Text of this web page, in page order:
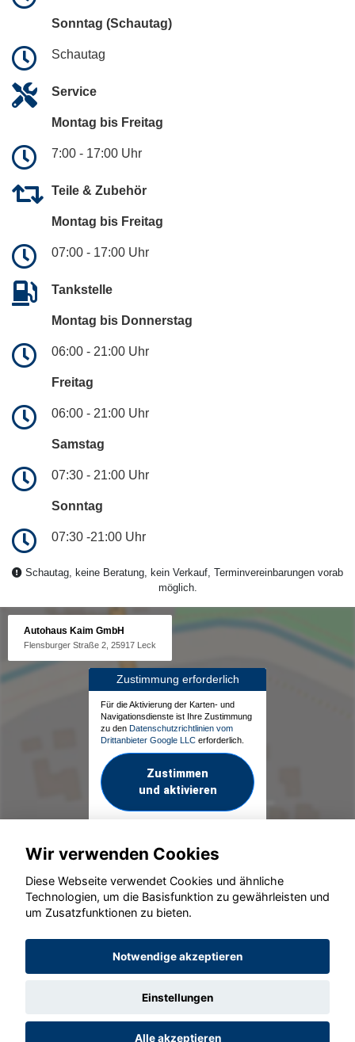
Sonntag (Schautag)
Schautag
Service
Montag bis Freitag
7:00 - 17:00 Uhr
Teile & Zubehör
Montag bis Freitag
07:00 - 17:00 Uhr
Tankstelle
Montag bis Donnerstag
06:00 - 21:00 Uhr
Freitag
06:00 - 21:00 Uhr
Samstag
07:30 - 21:00 Uhr
Sonntag
07:30 -21:00 Uhr
Schautag, keine Beratung, kein Verkauf, Terminvereinbarungen vorab
möglich.
Autohaus Kaim GmbH
Flensburger Straße 2, 25917 Leck
Zustimmung erforderlich
Für die Aktivierung der Karten- und
Navigationsdienste ist Ihre Zustimmung
zu den Datenschutzrichtlinien vom
Drittanbieter Google LLC erforderlich.
Zustimmen
und aktivieren
© konjunkturmotor.de GmbH 2020 - 2026
Wir verwenden Cookies
Diese Webseite verwendet Cookies und ähnliche
Technologien, um die Basisfunktion zu gewährleisten und
um Zusatzfunktionen zu bieten.
Notwendige akzeptieren
Einstellungen
Alle akzeptieren